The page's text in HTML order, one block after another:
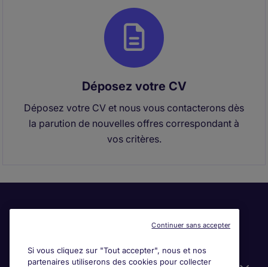
Déposez votre CV
Déposez votre CV et nous vous contacterons dès
la parution de nouvelles offres correspondant à
vos critères.
Si vous cliquez sur "Tout accepter", nous et nos
partenaires utiliserons des cookies pour collecter
Continuer sans accepter